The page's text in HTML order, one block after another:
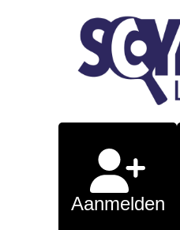
Aanmelden